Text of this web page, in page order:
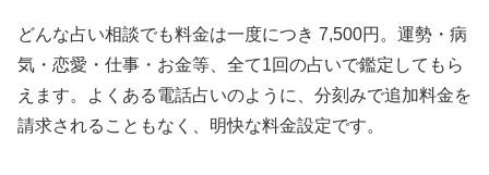
どんな占い相談でも料金は一度につき 7,500円。運勢・病
気・恋愛・仕事・お金等、全て1回の占いで鑑定してもら
えます。よくある電話占いのように、分刻みで追加料金を
請求されることもなく、明快な料金設定です。